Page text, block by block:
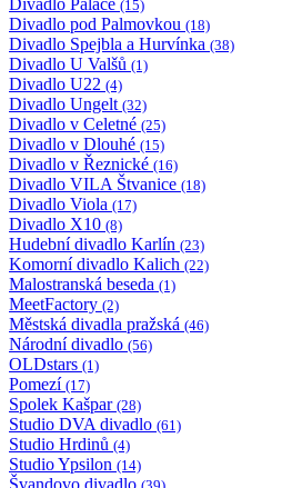
Divadlo Palace (15)
Divadlo pod Palmovkou (18)
Divadlo Spejbla a Hurvínka (38)
Divadlo U Valšů (1)
Divadlo U22 (4)
Divadlo Ungelt (32)
Divadlo v Celetné (25)
Divadlo v Dlouhé (15)
Divadlo v Řeznické (16)
Divadlo VILA Štvanice (18)
Divadlo Viola (17)
Divadlo X10 (8)
Hudební divadlo Karlín (23)
Komorní divadlo Kalich (22)
Malostranská beseda (1)
MeetFactory (2)
Městská divadla pražská (46)
Národní divadlo (56)
OLDstars (1)
Pomezí (17)
Spolek Kašpar (28)
Studio DVA divadlo (61)
Studio Hrdinů (4)
Studio Ypsilon (14)